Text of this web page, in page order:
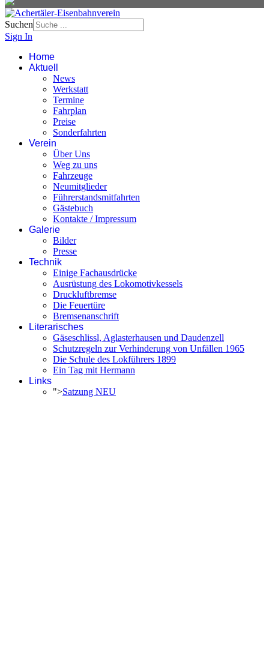
Suchen
Sign In
Home
Aktuell
News
Werkstatt
Termine
Fahrplan
Preise
Sonderfahrten
Verein
Über Uns
Weg zu uns
Fahrzeuge
Neumitglieder
Führerstandsmitfahrten
Gästebuch
Kontakte / Impressum
Galerie
Bilder
Presse
Technik
Einige Fachausdrücke
Ausrüstung des Lokomotivkessels
Druckluftbremse
Die Feuertüre
Bremsenanschrift
Literarisches
Gäseschlissl, Aglasterhausen und Daudenzell
Schutzregeln zur Verhinderung von Unfällen 1965
Die Schule des Lokführers 1899
Ein Tag mit Hermann
Links
">Satzung NEU